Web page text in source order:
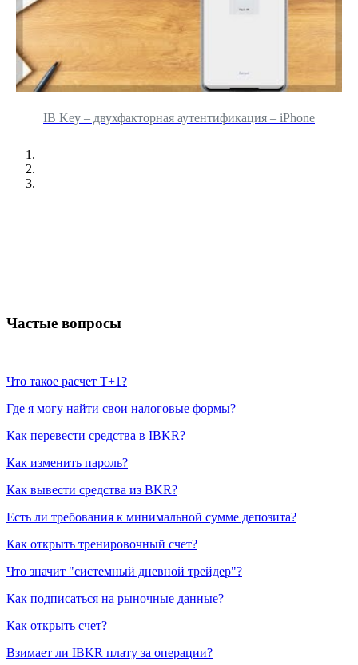
IB Key – двухфакторная аутентификация – iPhone
Частые вопросы
Что такое расчет T+1?
Где я могу найти свои налоговые формы?
Как перевести средства в IBKR?
Как изменить пароль?
Как вывести средства из BKR?
Есть ли требования к минимальной сумме депозита?
Как открыть тренировочный счет?
Что значит "системный дневной трейдер"?
Как подписаться на рыночные данные?
Как открыть счет?
Взимает ли IBKR плату за операции?